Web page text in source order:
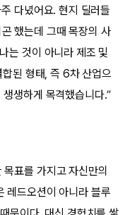
다녔어요. 현지 딜러들
했는데 그때 목장의 사
는 것이 아니라 제조 및
된 형태, 즉 6차 산업으
생하게 목격했습니다.”
표를 가지고 자신만의
레드오션이 아니라 블루